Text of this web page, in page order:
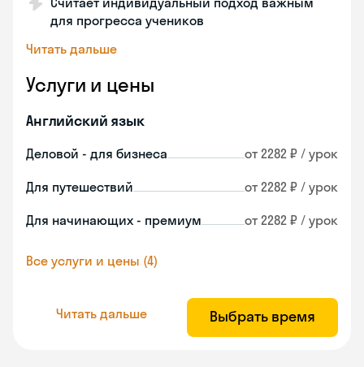
для прогресса учеников
Читать дальше
Услуги и цены
Английский язык
Деловой - для бизнеса от 2282 ₽ / урок
Для путешествий от 2282 ₽ / урок
Для начинающих - премиум от 2282 ₽ / урок
Все услуги и цены (4)
Читать дальше Выбрать время